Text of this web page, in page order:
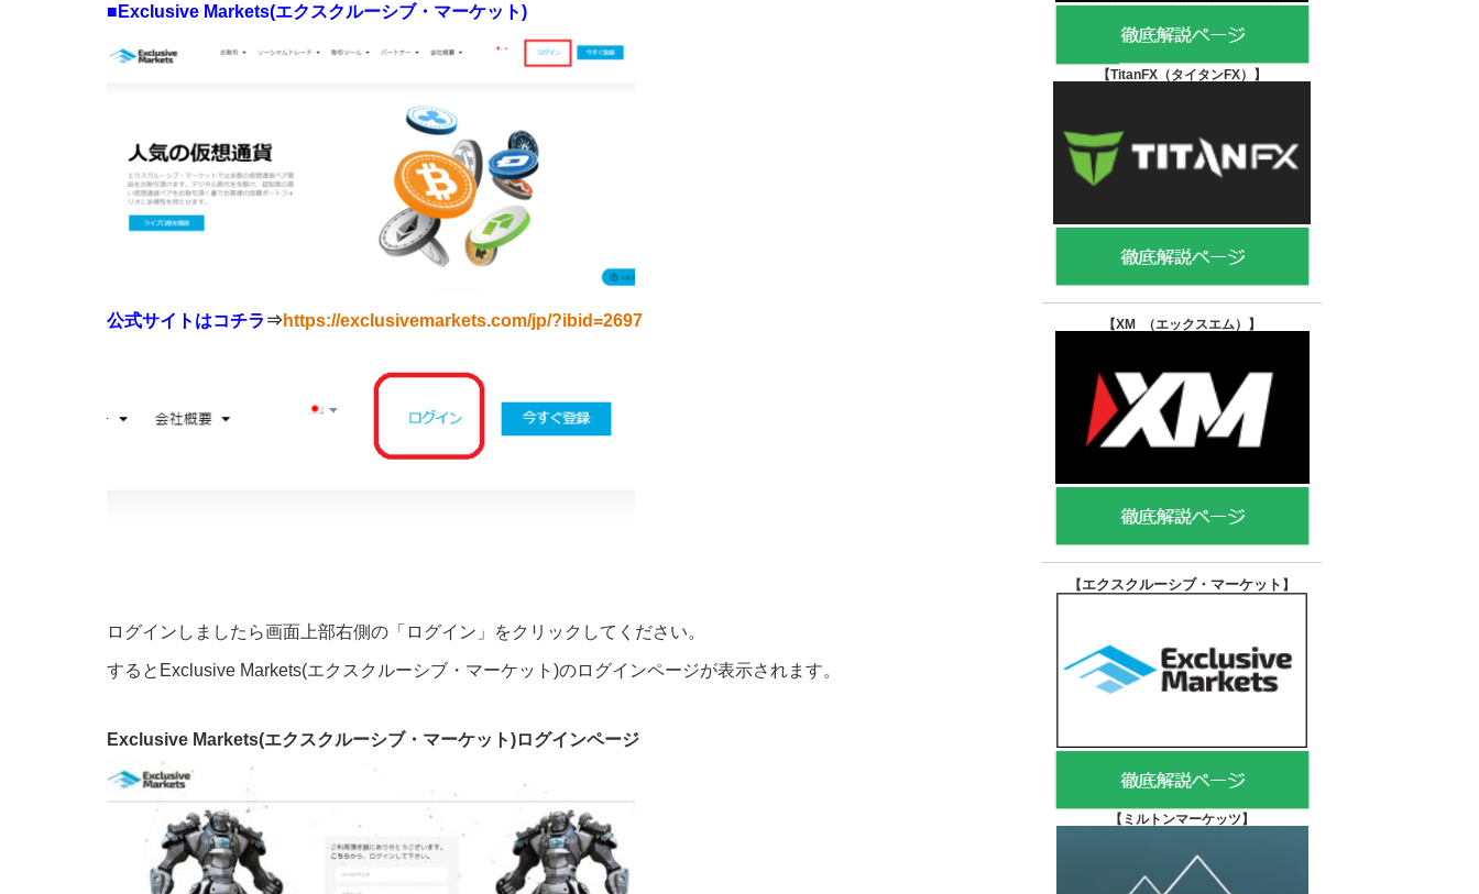
■Exclusive Markets(エクスクルーシブ・マーケット)
公式サイトはコチラ ⇒ https://exclusivemarkets.com/jp/?ibid=2697
ログインしましたら画面上部右側の「ログイン」をクリックしてください。
するとExclusive Markets(エクスクルーシブ・マーケット)のログインページが表示されます。
Exclusive Markets(エクスクルーシブ・マーケット)ログインページ
【TitanFX（タイタンFX） 】
【XM （エックスエム） 】
【エクスクルーシブ・マーケット 】
【 ミルトンマーケッツ】